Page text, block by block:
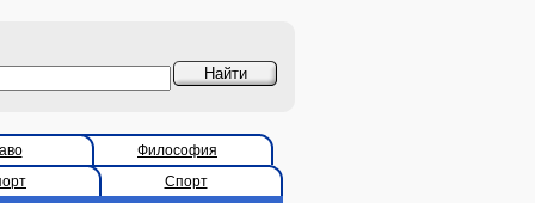
Философия
Спорт